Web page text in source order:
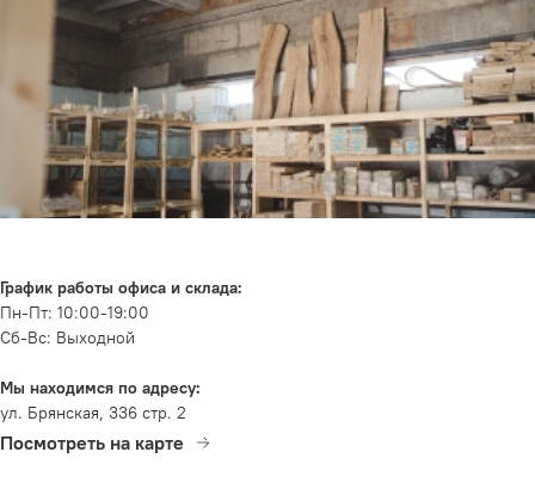
График работы офиса и склада:
Пн-Пт: 10:00-19:00
Сб-Вс: Выходной
Мы находимся по адресу:
ул. Брянская, 336 стр. 2
Посмотреть на карте